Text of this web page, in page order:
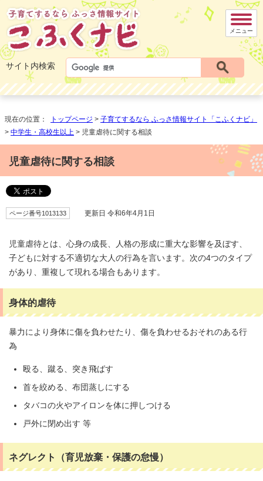
サイト内検索
メニュー
現在の位置： トップページ > 子育てするなら ふっさ情報サイト「こふくナビ」
> 中学生・高校生以上 > 児童虐待に関する相談
児童虐待に関する相談
ページ番号1013133 更新日 令和6年4月1日
児童虐待とは、心身の成長、人格の形成に重大な影響を及ぼす、
子どもに対する不適切な大人の行為を言います。次の4つのタイプ
があり、重複して現れる場合もあります。
身体的虐待
暴力により身体に傷を負わせたり、傷を負わせるおそれのある行
為
殴る、蹴る、突き飛ばす
首を絞める、布団蒸しにする
タバコの火やアイロンを体に押しつける
戸外に閉め出す 等
ネグレクト（育児放棄・保護の怠慢）